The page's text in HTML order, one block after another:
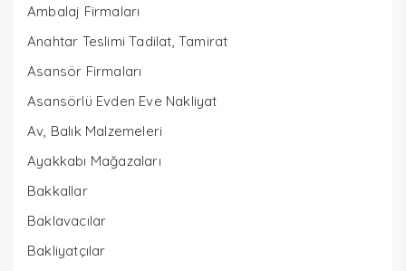
Ambalaj Firmaları
Anahtar Teslimi Tadilat, Tamirat
Asansör Firmaları
Asansörlü Evden Eve Nakliyat
Av, Balık Malzemeleri
Ayakkabı Mağazaları
Bakkallar
Baklavacılar
Bakliyatçılar